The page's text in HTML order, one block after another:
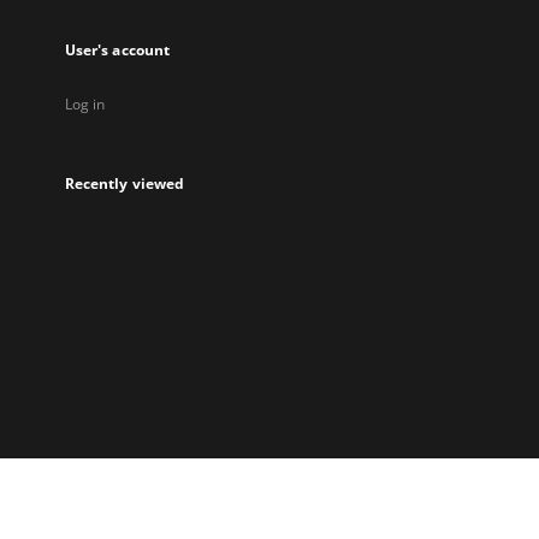
User's account
Log in
Recently viewed